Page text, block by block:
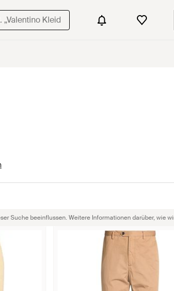
Suche beeinflussen. Weitere Informationen darüber, wie